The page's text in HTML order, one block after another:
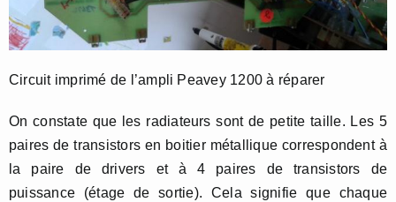
Circuit imprimé de l’ampli Peavey 1200 à réparer
On constate que les radiateurs sont de petite taille. Les 5
paires de transistors en boitier métallique correspondent à
la paire de drivers et à 4 paires de transistors de
puissance (étage de sortie). Cela signifie que chaque